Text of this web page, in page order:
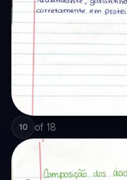
10 of 18